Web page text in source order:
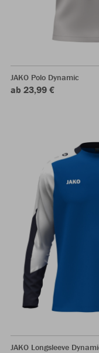
JAKO Polo Dynamic
ab 23,99 €
JAKO Longsleeve